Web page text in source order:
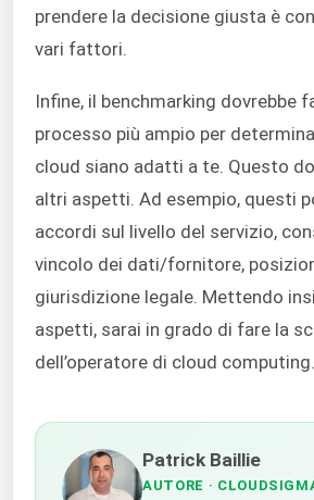
prendere la decisione giusta è
vari fattori.
Infine, il benchmarking dovrebbe
processo più ampio per
cloud siano adatti a te. Questo
altri aspetti. Ad esempio, questi
accordi sul livello del servizio,
vincolo dei dati/fornitore,
giurisdizione legale. Mettendo
aspetti, sarai in grado di fare la
dell’operatore di cloud computing.
Patrick Baillie
AUTORE ·